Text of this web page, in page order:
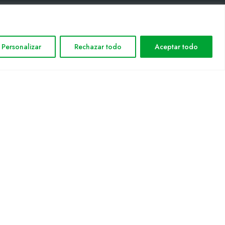
Personalizar Rechazar todo Aceptar todo
INFORMACIÓN LEGAL
Aviso legal